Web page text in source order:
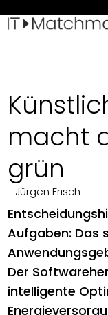
macht
grün
Jürgen Frisch
Aufgaben: Das
Der
intelligente